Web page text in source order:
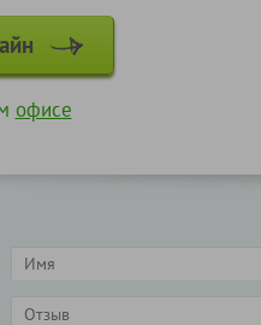
офисе